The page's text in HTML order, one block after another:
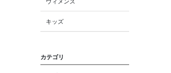
キッズ
カテゴリ